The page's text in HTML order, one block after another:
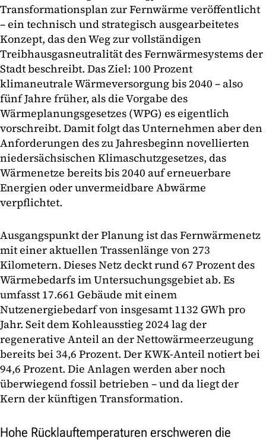
Transformationsplan zur Fernwärme veröffentlicht
– ein technisch und strategisch ausgearbeitetes
Konzept, das den Weg zur vollständigen
Treibhausgasneutralität des Fernwärmesystems der
Stadt beschreibt. Das Ziel: 100 Prozent
klimaneutrale Wärmeversorgung bis 2040 – also
fünf Jahre früher, als die Vorgabe des
Wärmeplanungsgesetzes (WPG) es eigentlich
vorschreibt. Damit folgt das Unternehmen aber den
Anforderungen des zu Jahresbeginn novellierten
niedersächsischen Klimaschutzgesetzes, das
Wärmenetze bereits bis 2040 auf erneuerbare
Energien oder unvermeidbare Abwärme
verpflichtet.
Ausgangspunkt der Planung ist das Fernwärmenetz
mit einer aktuellen Trassenlänge von 273
Kilometern. Dieses Netz deckt rund 67 Prozent des
Wärmebedarfs im Untersuchungsgebiet ab. Es
umfasst 17.661 Gebäude mit einem
Nutzenergiebedarf von insgesamt 1132 GWh pro
Jahr. Seit dem Kohleausstieg 2024 lag der
regenerative Anteil an der Nettowärmeerzeugung
bereits bei 34,6 Prozent. Der KWK-Anteil notiert bei
94,6 Prozent. Die Anlagen werden aber noch
überwiegend fossil betrieben – und da liegt der
Kern der künftigen Transformation.
Hohe Rücklauftemperaturen erschweren die